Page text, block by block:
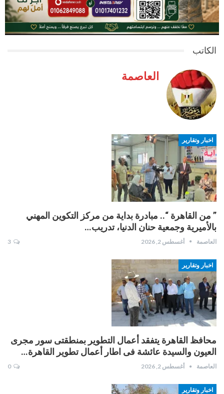
الكاتب
العاصمة
اخبار وتقارير
” من القاهرة “.. مبادرة بداية من مركز التكوين المهني
بالأميرية وجمعية حنان الدنيا، تدريب…
العاصمة أغسطس 2, 2026
اخبار وتقارير
محافظ القاهرة يتفقد أعمال التطوير بمنطقتى سور مجرى
العيون والسيدة عائشة فى اطار أعمال تطوير القاهرة…
العاصمة أغسطس 2, 2026 0
اخبار وتقارير